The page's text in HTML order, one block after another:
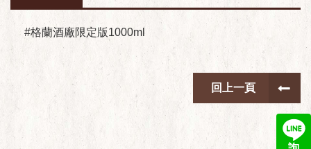
#格蘭酒廠限定版1000ml
回上一頁